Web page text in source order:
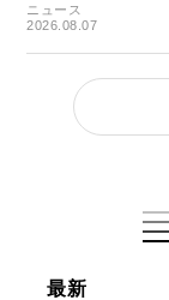
ニュース
2026.08.07
最新